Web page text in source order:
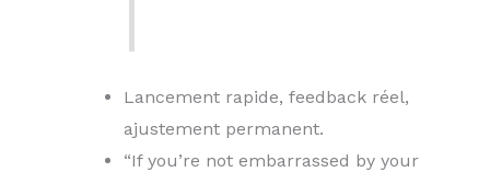
Lancement rapide, feedback réel,
ajustement permanent.
“If you’re not embarrassed by your